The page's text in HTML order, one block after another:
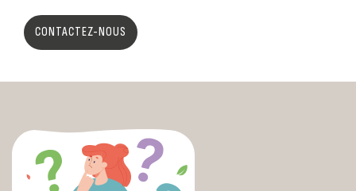
CONTACTEZ-NOUS